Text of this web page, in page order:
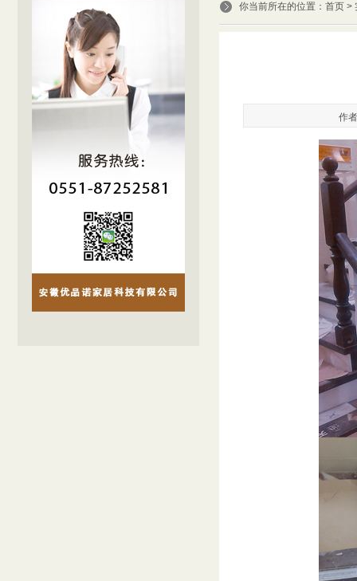
你当前所在的位置： 首页 >
作